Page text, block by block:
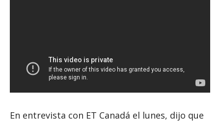
En entrevista con ET Canadá el lunes, dijo que